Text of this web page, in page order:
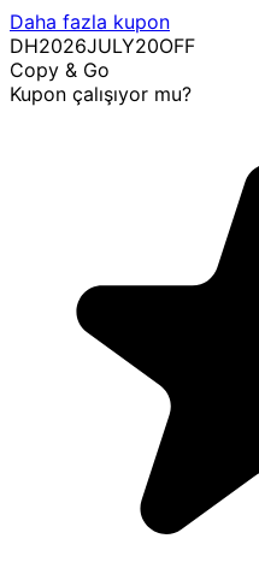
Daha fazla kupon
DH2026JULY20OFF
Copy & Go
Kupon çalışıyor mu?